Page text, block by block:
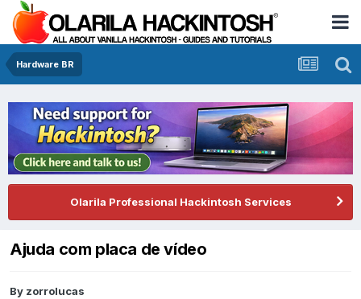
Hardware BR
Olarila Professional Hackintosh Services
Ajuda com placa de vídeo
By zorrolucas